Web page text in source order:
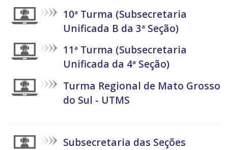
10ª Turma (Subsecretaria
Unificada B da 3ª Seção)
11ª Turma (Subsecretaria
Unificada da 4ª Seção)
Turma Regional de Mato Grosso
do Sul - UTMS
Subsecretaria das Seções